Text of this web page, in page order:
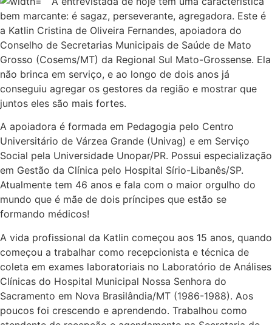
bem marcante: é sagaz, perseverante, agregadora. Este é
a Katlin Cristina de Oliveira Fernandes, apoiadora do
Conselho de Secretarias Municipais de Saúde de Mato
Grosso (Cosems/MT) da Regional Sul Mato-Grossense. Ela
não brinca em serviço, e ao longo de dois anos já
conseguiu agregar os gestores da região e mostrar que
juntos eles são mais fortes.
A apoiadora é formada em Pedagogia pelo Centro
Universitário de Várzea Grande (Univag) e em Serviço
Social pela Universidade Unopar/PR. Possui especialização
em Gestão da Clínica pelo Hospital Sírio-Libanês/SP.
Atualmente tem 46 anos e fala com o maior orgulho do
mundo que é mãe de dois príncipes que estão se
formando médicos!
A vida profissional da Katlin começou aos 15 anos, quando
começou a trabalhar como recepcionista e técnica de
coleta em exames laboratoriais no Laboratório de Análises
Clínicas do Hospital Municipal Nossa Senhora do
Sacramento em Nova Brasilândia/MT (1986-1988). Aos
poucos foi crescendo e aprendendo. Trabalhou como